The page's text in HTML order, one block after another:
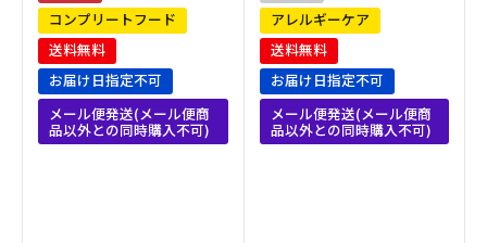
コンプリートフード
送料無料
お届け日指定不可
メール便発送(メール便商
品以外との同時購入不可)
アレルギーケア
送料無料
お届け日指定不可
メール便発送(メール便商
品以外との同時購入不可)